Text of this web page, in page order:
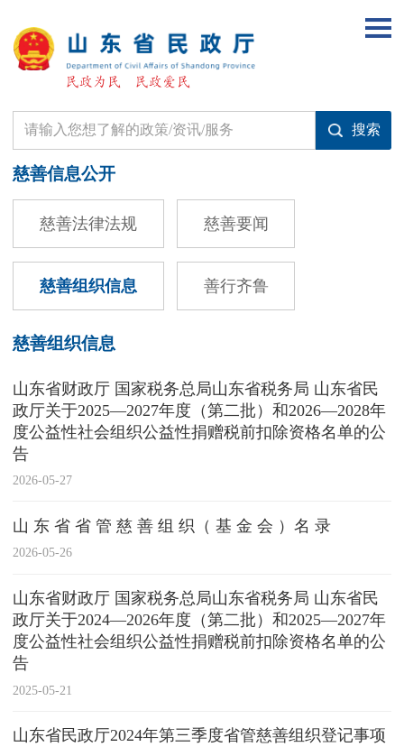
慈善信息公开
慈善法律法规 慈善要闻
慈善组织信息 善行齐鲁
慈善组织信息
山东省财政厅 国家税务总局山东省税务局 山东省民
政厅关于2025—2027年度（第二批）和2026—2028年
度公益性社会组织公益性捐赠税前扣除资格名单的公
告
2026-05-27
山 东 省 省 管 慈 善 组 织（ 基 金 会 ）名 录
2026-05-26
山东省财政厅 国家税务总局山东省税务局 山东省民
政厅关于2024—2026年度（第二批）和2025—2027年
度公益性社会组织公益性捐赠税前扣除资格名单的公
告
2025-05-21
山东省民政厅2024年第三季度省管慈善组织登记事项